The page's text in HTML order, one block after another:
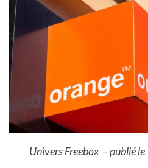
Univers Freebox – publié